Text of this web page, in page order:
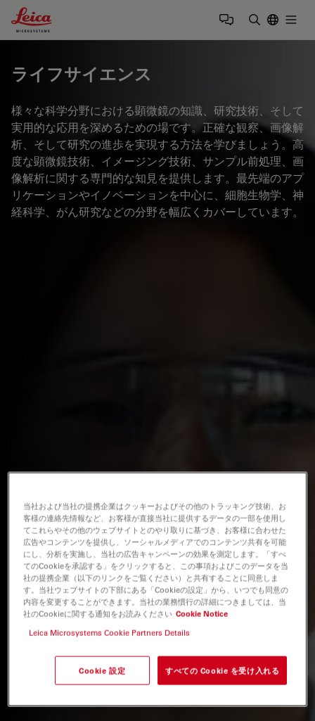
Leica Microsystems Logo
ライフサイエンス
様々な科学分野における顕微鏡の知識、研究技術、そして
実用的な応用を深めるための場です。正確な観察、画像解
析、そして研究の進歩を実現する方法を学びましょう。高
度な顕微鏡技術、イメージング技術、サンプル前処理、画
像解析に関する専門的な知見を提供します。最先端のアプ
リケーションやイノベーションを中心に、細胞生物学、神
経科学、がん研究などの分野を幅広くカバーしています。
当社および当社の提携企業はクッキーおよびその他のトラッキング技術、お
客様の連絡先情報など、お客様が直接当社に提供するデータの一部を使用し
てこれらやその他のウェブサイトとのやり取りに基づき、お客様に合わせた
広告やコンテンツを提供し、ソーシャルメディアでのコンテンツ共有を可能
にし、分析を実施し、当社の広告キャンペーンの効果を測定します。「すべ
てのCookieを承認する」をクリックすると、この事項およびこのデータを当
社の提携企業（以下のリンクをご覧ください）と共有することに同意しま
す。当社ウェブサイトの下部にある「Cookieの設定」から、いつでも同意の
内容を変更することができます。当社の業務慣行の詳細につきましては、当
社のCookieに関する通知をお読みください Cookie Notice
Leica Microsystems Cookie Partners Details
Cookie 設定 すべての Cookie を受け入れる